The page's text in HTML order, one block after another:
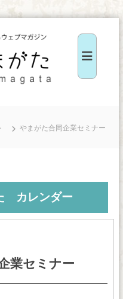
やまがた合同企業セミナー
カレンダー
業セミナー